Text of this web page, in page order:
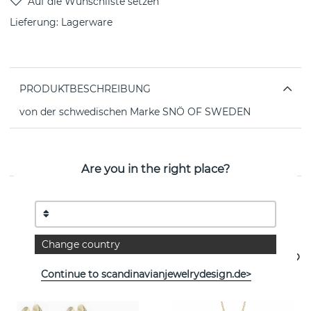
Lieferung: Lagerware
PRODUKTBESCHREIBUNG
von der schwedischen Marke SNÖ OF SWEDEN
Weitere Artikel ansehen
Are you in the right place?
Change country
Continue to scandinavianjewelrydesign.de>